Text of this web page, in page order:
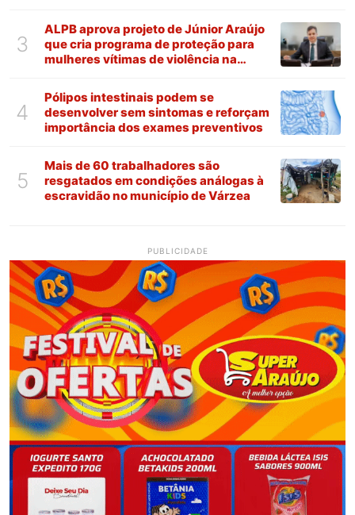
3
ALPB aprova projeto de Júnior Araújo
que cria programa de proteção para
mulheres vítimas de violência na
4
Pólipos intestinais podem se
desenvolver sem sintomas e reforçam
importância dos exames preventivos
5
Mais de 60 trabalhadores são
resgatados em condições análogas à
escravidão no município de Várzea
PUBLICIDADE